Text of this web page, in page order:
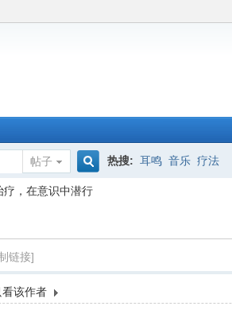
帖子
搜
热搜: 耳鸣 音乐 疗法
疗，在意识中潜行
链接]
看该作者